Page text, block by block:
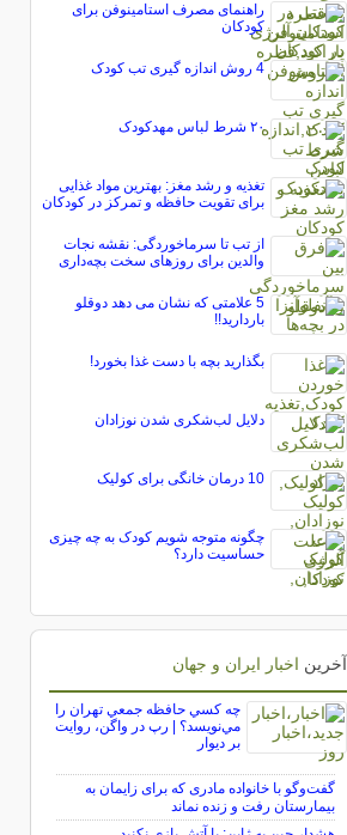
راهنمای مصرف استامينوفن برای
کودکان
4 روش اندازه گیری تب کودک
۲۰ شرط لباس مهدکودک
تغذیه و رشد مغز: بهترین مواد غذایی
برای تقویت حافظه و تمرکز در کودکان
از تب تا سرماخوردگی: نقشه نجات
والدین برای روزهای سخت بچه‌داری
5 علامتی که نشان می دهد دوقلو
باردارید!!
بگذارید بچه با دست غذا بخورد!
دلایل لب‌شکری شدن نوزادان
10 درمان خانگی برای کولیک
چگونه متوجه شویم کودک به چه چیزی
حساسیت دارد؟
آخرین اخبار ایران و جهان
چه كسي حافظه جمعي تهران را
مي‌نويسد؟ | رپ در واگن، روايت
بر ديوار
گفت‌وگو با خانواده مادری که برای زایمان به
بیمارستان رفت و زنده نماند